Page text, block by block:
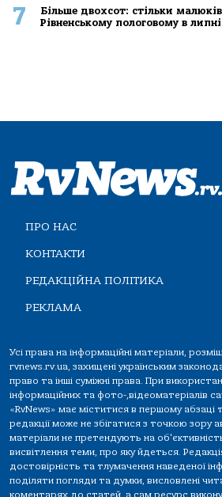
7
Більше двохсот: стільки
Рівненському пологовому в липні
ПРО НАС
КОНТАКТИ
РЕДАКЦІЙНА ПОЛІТИКА
РЕКЛАМА
Усі права на інформаційні матеріали,
rvnews.rv.ua, захищені українським
право та інші суміжні права. При
інформаційних та фото-,відеоматеріалів
«RvNews» має міститися в першому абзаці
редакції може не збігатися з точкою зору
матеріали не претендують на
висвітлення теми, про яку йдеться.
достовірність та тлумачення наведеної
поділяти погляди та думки, висловлені